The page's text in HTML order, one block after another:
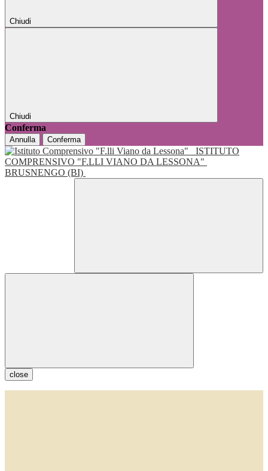
Chiudi
Chiudi
Conferma
Annulla Conferma
ISTITUTO
COMPRENSIVO "F.LLI VIANO DA LESSONA"
BRUSNENGO (BI)
close